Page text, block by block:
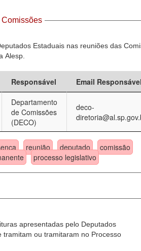
Comissões
Estaduais nas reuniões das
Alesp.
Responsável
Email
Departamento
de Comissões
(DECO)
deco-
reunião deputado
comissão
processo legislativo
apresentadas pelo Deputados
tramitam ou tramitaram no Processo